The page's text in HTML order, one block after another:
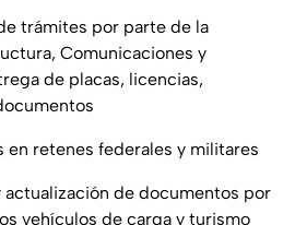
trámites por parte de la
Comunicaciones y
de placas, licencias,
en retenes federales y militares
actualización de documentos por
vehículos de carga y turismo